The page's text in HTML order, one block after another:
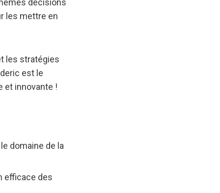
décisions
les mettre en
les stratégies
est le
et innovante !
domaine de la
efficace des